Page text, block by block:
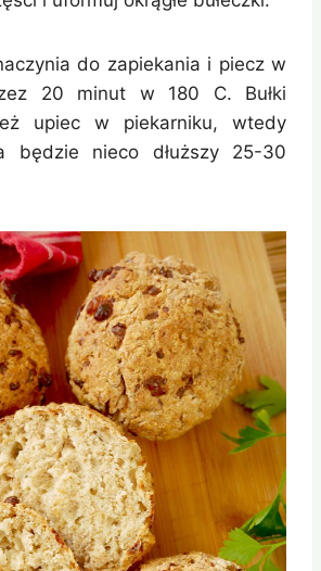
do zapiekania i piecz w
20 minut w 180 C. Bułki
upiec w piekarniku, wtedy
będzie nieco dłuższy 25-30